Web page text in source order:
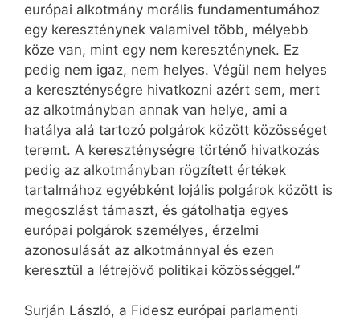
európai alkotmány morális fundamentumához
egy kereszténynek valamivel több, mélyebb
köze van, mint egy nem kereszténynek. Ez
pedig nem igaz, nem helyes. Végül nem helyes
a kereszténységre hivatkozni azért sem, mert
az alkotmányban annak van helye, ami a
hatálya alá tartozó polgárok között közösséget
teremt. A kereszténységre történő hivatkozás
pedig az alkotmányban rögzített értékek
tartalmához egyébként lojális polgárok között is
megoszlást támaszt, és gátolhatja egyes
európai polgárok személyes, érzelmi
azonosulását az alkotmánnyal és ezen
keresztül a létrejövő politikai közösséggel.”
Surján László, a Fidesz európai parlamenti